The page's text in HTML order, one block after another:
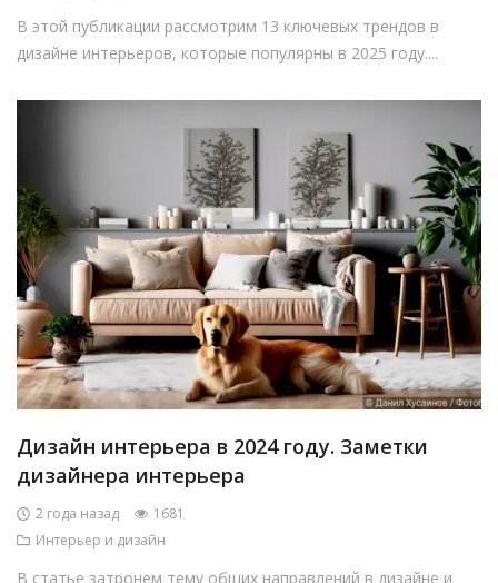
В этой публикации рассмотрим 13 ключевых трендов в
дизайне интерьеров, которые популярны в 2025 году....
Дизайн интерьера в 2024 году. Заметки
дизайнера интерьера
2 года назад
1681
Интерьер и дизайн
В статье затронем тему общих направлений в дизайне и